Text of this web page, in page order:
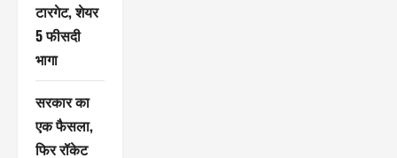
टारगेट, शेयर
5 फीसदी
भागा
सरकार का
एक फैसला,
फिर रॉकेट